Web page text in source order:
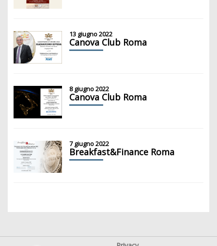
13 giugno 2022
Canova Club Roma
8 giugno 2022
Canova Club Roma
7 giugno 2022
Breakfast&Finance Roma